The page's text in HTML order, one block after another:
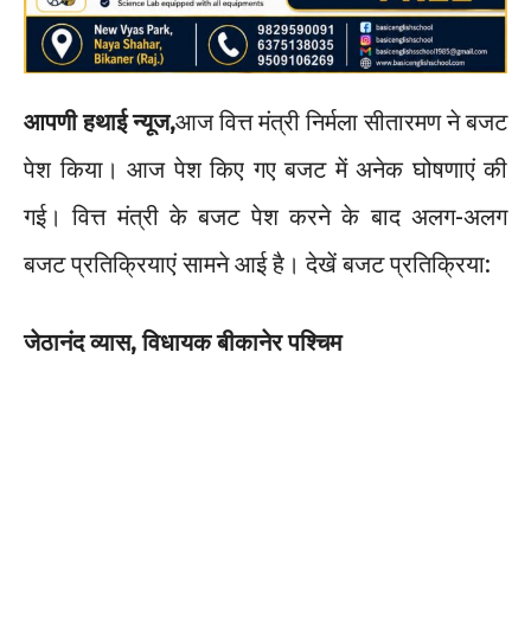
आपणी हथाई न्यूज,आज वित्त मंत्री निर्मला सीतारमण ने बजट
पेश किया। आज पेश किए गए बजट में अनेक घोषणाएं की
गई। वित्त मंत्री के बजट पेश करने के बाद अलग-अलग
बजट प्रतिक्रियाएं सामने आई है। देखें बजट प्रतिक्रिया:
जेठानंद व्यास, विधायक बीकानेर पश्चिम